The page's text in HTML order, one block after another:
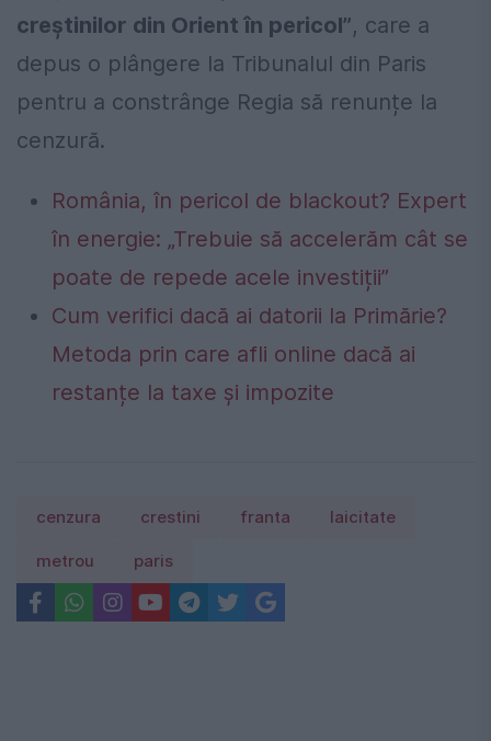
creștinilor din Orient în pericol”, care a
depus o plângere la Tribunalul din Paris
pentru a constrânge Regia să renunțe la
cenzură.
România, în pericol de blackout? Expert
în energie: „Trebuie să accelerăm cât se
poate de repede acele investiții”
Cum verifici dacă ai datorii la Primărie?
Metoda prin care afli online dacă ai
restanțe la taxe și impozite
cenzura crestini franta laicitate
metrou paris